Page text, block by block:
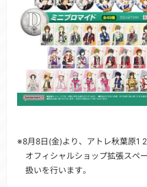
※8月8日(金)より、アトレ秋葉原1 2Fイベントスペース(アイドルマスター
オフィシャルショップ拡張スペ
扱いを行います。